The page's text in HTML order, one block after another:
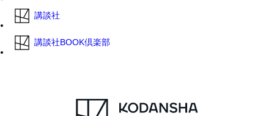
講談社
講談社BOOK倶楽部